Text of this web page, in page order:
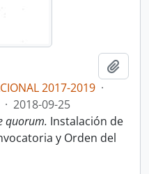
2017-2019 ·
· 2018-09-25
quorum. Instalación de
y Orden del